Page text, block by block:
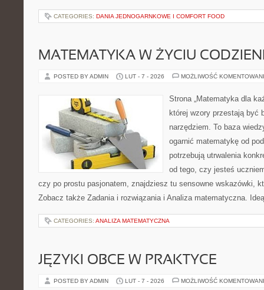
CATEGORIES: DANIA JEDNOGARNKOWE I COMFORT FOOD
MATEMATYKA W ŻYCIU
POSTED BY ADMIN LUT - 7 - 2026 MOŻLIWOŚĆ
Strona „Matematyka dla
której wzory przestają być
narzędziem. To baza
ogarnić matematykę od
potrzebują utrwalenia
od tego, czy jesteś
czy po prostu pasjonatem, znajdziesz tu sensowne wskazówki,
Zobacz także Zadania i rozwiązania i Analiza matematyczna.
CATEGORIES: ANALIZA MATEMATYCZNA
JĘZYKI OBCE W PRAKTYCE
POSTED BY ADMIN LUT - 7 - 2026 MOŻLIWOŚĆ